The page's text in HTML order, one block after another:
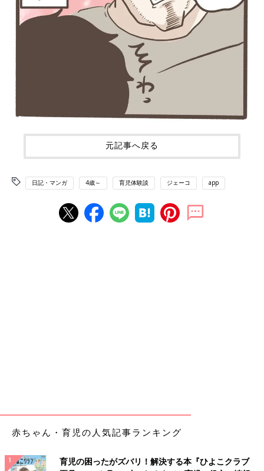
元記事へ戻る
日記・マンガ 4歳～ 育児体験談 ジェーコ app
赤ちゃん・育児の人気記事ランキング
育児の困ったがズバリ！解決する本『ひよこクラブ